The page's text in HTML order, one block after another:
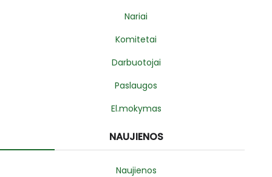
Nariai
Komitetai
Darbuotojai
Paslaugos
El.mokymas
NAUJIENOS
Naujienos